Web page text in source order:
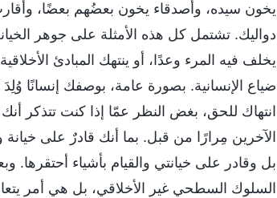
يخون سيده، وأصدقاء يخون بعضُهم بعضًا،
دواليك. تشتمل كل هذه الأمثلة على جوهر
يخلف فيه المرء وعدًا، أو ينتهك المبادئ
ضياع الإنسانية. بصورة عامة، بوصفك إنسانًا
انتهاك للحق، بغض النظر عمّا إذا كنت
الآخرين مِرارًا من قبل. بما أنك قادرٌ على خيانة
بل وقادر على خيانتي والقيام بأشياء
السلوك السطحي غير الأخلاقي، بل هي أمر